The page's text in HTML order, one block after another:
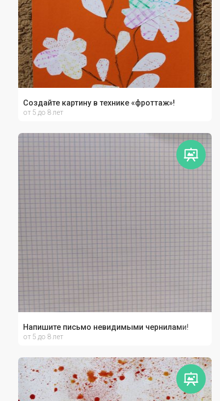
Создайте картину в технике «фроттаж»!
от 5 до 8 лет
Напишите письмо невидимыми чернилами!
от 5 до 8 лет